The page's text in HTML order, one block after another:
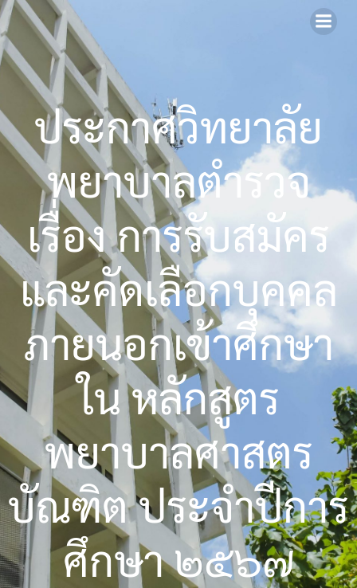
ประกาศวิทยาลัย
พยาบาลตำรวจ
เรื่อง การรับสมัคร
และคัดเลือกบุคคล
ภายนอกเข้าศึกษา
ใน หลักสูตร
พยาบาลศาสตร
บัณฑิต ประจำปีการ
ศึกษา ๒๕๖๗